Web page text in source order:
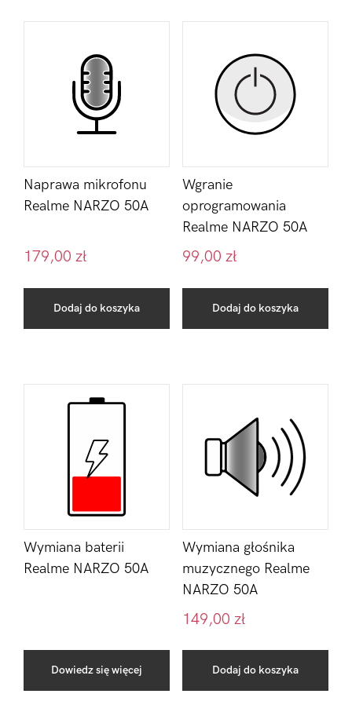
Naprawa mikrofonu
Realme NARZO 50A
179,00 zł
Dodaj do koszyka
Wgranie
oprogramowania
Realme NARZO 50A
99,00 zł
Dodaj do koszyka
Wymiana baterii
Realme NARZO 50A
Dowiedz się więcej
Wymiana głośnika
muzycznego Realme
NARZO 50A
149,00 zł
Dodaj do koszyka